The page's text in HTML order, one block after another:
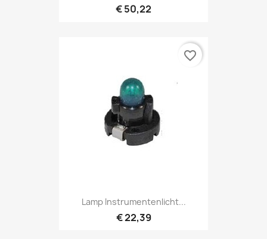
€ 50,22
Lamp Instrumentenlicht...
€ 22,39
favorite_border